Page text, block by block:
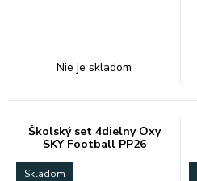
Nie je skladom
Školský set 4dielny Oxy
SKY Football PP26
Skladom